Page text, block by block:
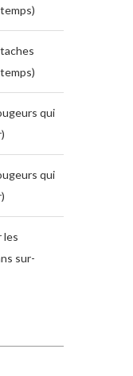
qui
qui
les
sur-